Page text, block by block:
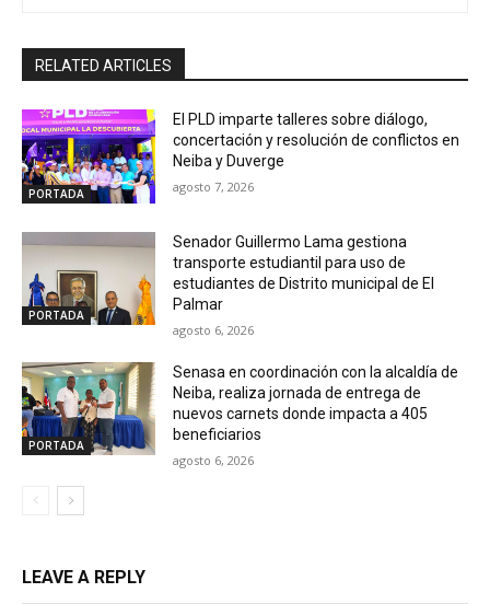
RELATED ARTICLES
PORTADA
El PLD imparte talleres sobre diálogo,
concertación y resolución de conflictos en
Neiba y Duverge
agosto 7, 2026
PORTADA
Senador Guillermo Lama gestiona
transporte estudiantil para uso de
estudiantes de Distrito municipal de El
Palmar
agosto 6, 2026
PORTADA
Senasa en coordinación con la alcaldía de
Neiba, realiza jornada de entrega de
nuevos carnets donde impacta a 405
beneficiarios
agosto 6, 2026
LEAVE A REPLY